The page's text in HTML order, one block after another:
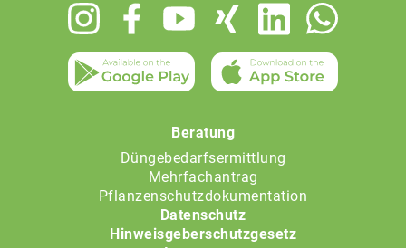
Beratung
Düngebedarfsermittlung
Mehrfachantrag
Pflanzenschutzdokumentation
Datenschutz
Hinweisgeberschutzgesetz